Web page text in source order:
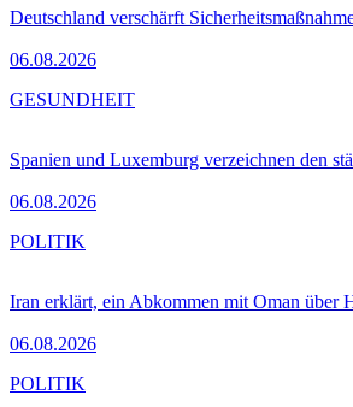
Deutschland verschärft
06.08.2026
Spanien und Luxemburg verzeichnen den
06.08.2026
GESUNDHEIT
Iran erklärt, ein Abkommen mit Oman über
06.08.2026
POLITIK
POLITIK